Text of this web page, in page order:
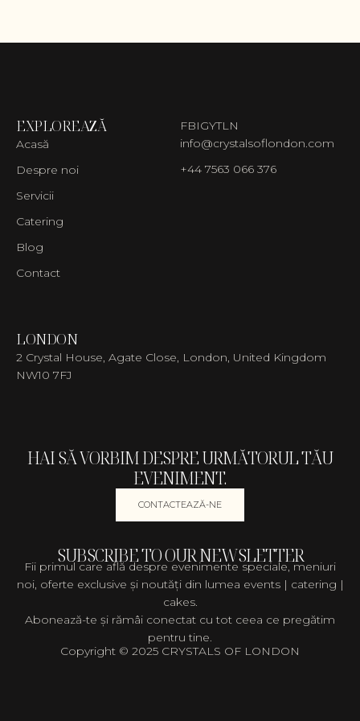
EXPLOREAZĂ
Acasă
Despre noi
Servicii
Catering
Blog
Contact
FBIGYTLN
info@crystalsoflondon.com
+44 7563 066 376
LONDON
2 Crystal House, Agate Close, London, United Kingdom
NW10 7FJ
HAI SĂ VORBIM DESPRE URMĂTORUL TĂU
EVENIMENT.
CONTACTEAZĂ-NE
SUBSCRIBE TO OUR NEWSLETTER
Fii primul care află despre evenimente speciale, meniuri
noi, oferte exclusive și noutăți din lumea events | catering |
cakes.
Abonează-te și rămâi conectat cu tot ceea ce pregătim
pentru tine.
Copyright © 2025 CRYSTALS OF LONDON